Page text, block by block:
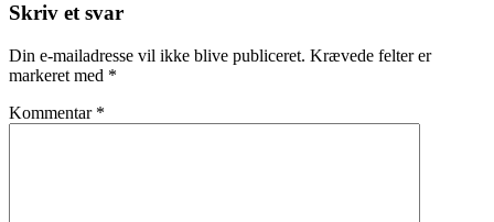
Skriv et svar
Din e-mailadresse vil ikke blive publiceret. Krævede felter er
markeret med *
Kommentar *